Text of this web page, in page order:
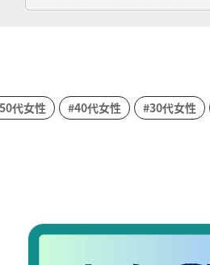
代女性 #40代女性 #30代女性